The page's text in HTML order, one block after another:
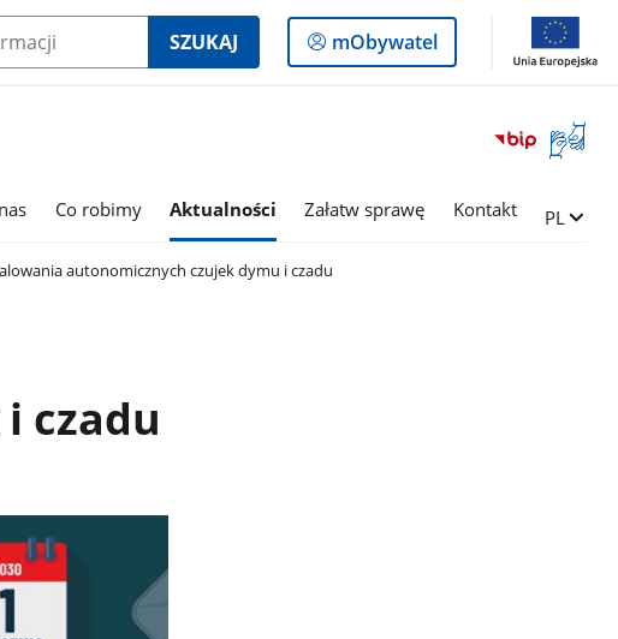
SZUKAJ
Logowanie
do
mObywatel
Otwórz
okno
języka
Co robimy Aktualności Załatw sprawę Kontakt Zmień
PL
autonomicznych czujek dymu i czadu
czadu